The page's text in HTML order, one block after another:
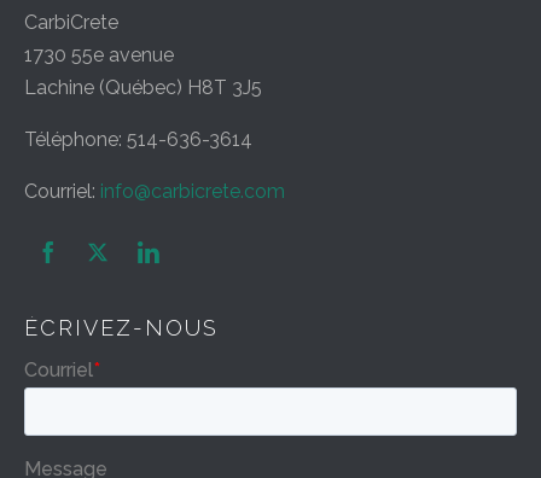
CarbiCrete
1730 55e avenue
Lachine (Québec) H8T 3J5
Téléphone: 514-636-3614
Courriel: info@carbicrete.com
 
ÉCRIVEZ-NOUS